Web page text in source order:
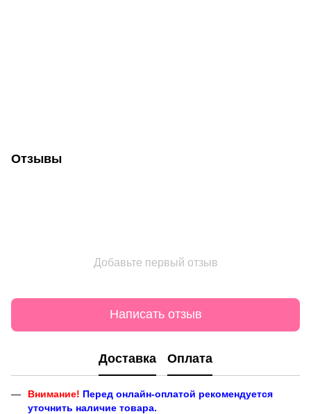
Отзывы
Добавьте первый отзыв
Написать отзыв
Доставка Оплата
Внимание! Перед онлайн-оплатой рекомендуется
уточнить наличие товара.